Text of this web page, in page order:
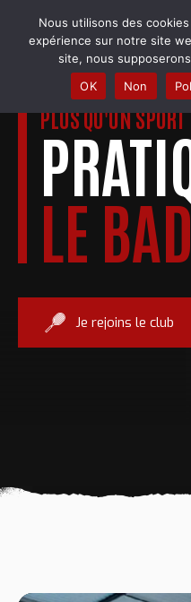
content
Club
PLUS QU'UN SPORT
LE
Je rejoins le club
Nous utilisons des
expérience sur notre site
site, nous
OK
Non